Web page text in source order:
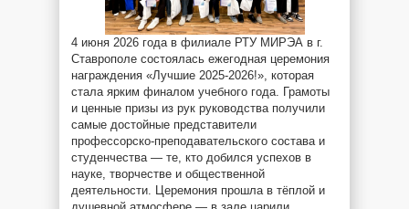
4 июня 2026 года в филиале РТУ МИРЭА в г.
Ставрополе состоялась ежегодная церемония
награждения «Лучшие 2025-2026!», которая
стала ярким финалом учебного года. Грамоты
и ценные призы из рук руководства получили
самые достойные представители
профессорско-преподавательского состава и
студенчества — те, кто добился успехов в
науке, творчестве и общественной
деятельности. Церемония прошла в тёплой и